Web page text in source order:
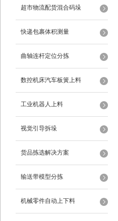
超市物流配货混合码垛
快递包裹体积测量
曲轴连杆定位分拣
数控机床汽车板簧上料
工业机器人上料
视觉引导拆垛
货品拣选解决方案
输送带模型分拣
机械零件自动上下料